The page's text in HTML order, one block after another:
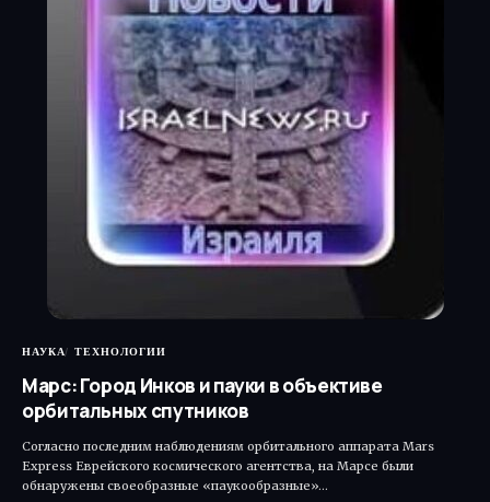
НАУКА ТЕХНОЛОГИИ
Марс: Город Инков и пауки в объективе
орбитальных спутников
Согласно последним наблюдениям орбитального аппарата Mars
Express Еврейского космического агентства, на Марсе были
обнаружены своеобразные «паукообразные»…